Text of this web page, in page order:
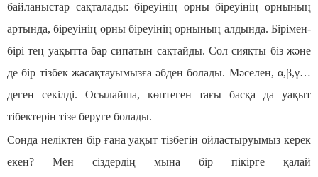
байланыстар сақталады: біреуінің орны біреуінің орнының
артында, біреуінің орны біреуінің орнының алдында. Бірімен-
бірі тең уақытта бар сипатын сақтайды. Сол сияқты біз және
де бір тізбек жасақтауымызға әбден болады. Мәселен, α,β,γ…
деген секілді. Осылайша, көптеген тағы басқа да уақыт
тібектерін тізе беруге болады.
Сонда неліктен бір ғана уақыт тізбегін ойластыруымыз керек
екен? Мен сіздердің мына бір пікірге қалай